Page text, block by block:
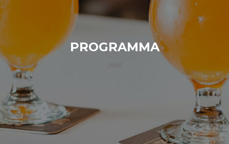
PROTAGONISTI
ELENCO ESPOSITORI
NEWS
CONTATTIPROGRAMMA